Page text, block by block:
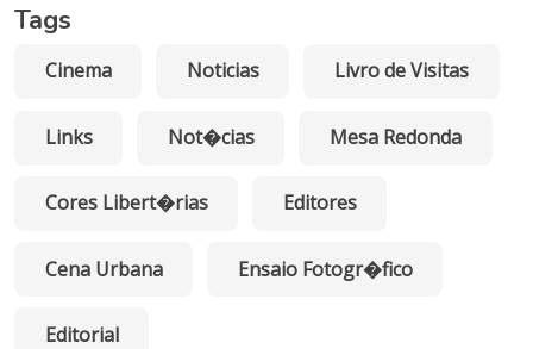
Tags
Cinema Noticias Livro de Visitas
Links Not�cias Mesa Redonda
Cores Libert�rias Editores
Cena Urbana Ensaio Fotogr�fico
Editorial